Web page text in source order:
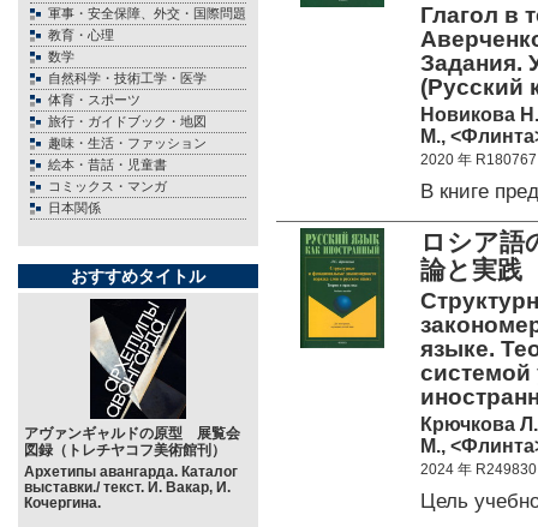
軍事・安全保障、外交・国際問題
教育・心理
数学
自然科学・技術工学・医学
体育・スポーツ
旅行・ガイドブック・地図
趣味・生活・ファッション
絵本・昔話・児童書
コミックス・マンガ
日本関係
おすすめタイトル
アヴァンギャルドの原型 展覧会
図録（トレチヤコフ美術館刊）
Архетипы авангарда. Каталог
выставки./ текст. И. Вакар, И.
Кочергина.
Глагол в
Задания.
(Русский
Новикова
М.,
2020 年 R180767
В книге
ロシア語
論と実践
языке.
системой
Крючкова
М.,
2024 年 R249830
Цель